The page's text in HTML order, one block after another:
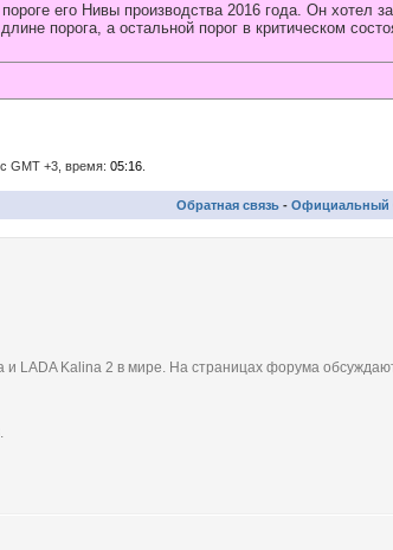
его Нивы производства 2016 года. Он хотел
порога, а остальной порог в критическом
GMT +3, время: 05:16.
Обратная связь - Официальный
Kalina 2 в мире. На страницах форума